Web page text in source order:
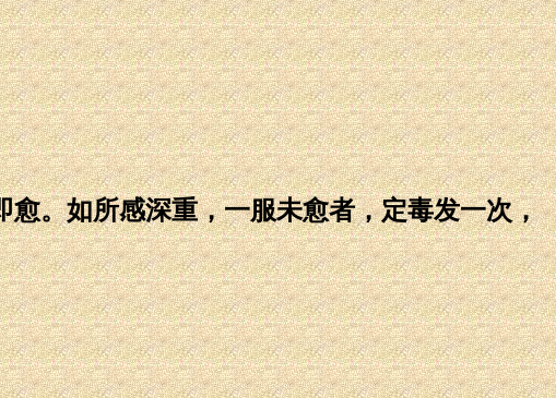
。如所感深重，一服未愈者，定毒发一次，